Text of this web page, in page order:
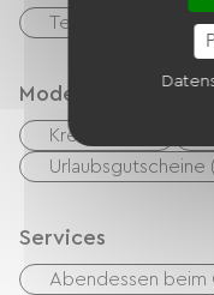
Terrasse
Modes de
Kreditkarte
Urlaubsgutscheine
Services
Abendessen beim